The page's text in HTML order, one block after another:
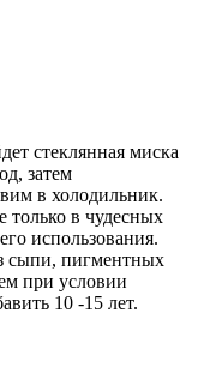
стеклянная миска
затем
в холодильник.
только в чудесных
использования.
сыпи, пигментных
при условии
10 -15 лет.